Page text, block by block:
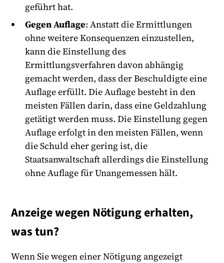
geführt hat.
Gegen Auflage: Anstatt die Ermittlungen
ohne weitere Konsequenzen einzustellen,
kann die Einstellung des
Ermittlungsverfahren davon abhängig
gemacht werden, dass der Beschuldigte eine
Auflage erfüllt. Die Auflage besteht in den
meisten Fällen darin, dass eine Geldzahlung
getätigt werden muss. Die Einstellung gegen
Auflage erfolgt in den meisten Fällen, wenn
die Schuld eher gering ist, die
Staatsanwaltschaft allerdings die Einstellung
ohne Auflage für Unangemessen hält.
Anzeige wegen Nötigung erhalten,
was tun?
Wenn Sie wegen einer Nötigung angezeigt